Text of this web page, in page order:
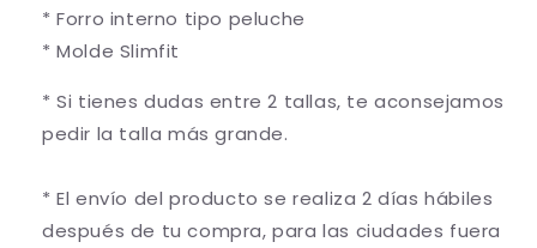
* Forro interno tipo peluche
* Molde Slimfit
* Si tienes dudas entre 2 tallas, te aconsejamos
pedir la talla más grande.
* El envío del producto se realiza 2 días hábiles
después de tu compra, para las ciudades fuera